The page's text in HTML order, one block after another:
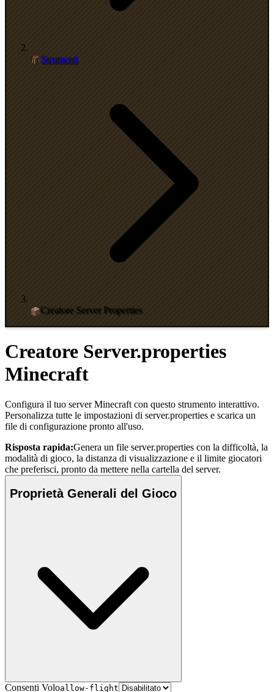
Strumenti
Creatore Server Properties
Creatore Server.properties
Minecraft
Configura il tuo server Minecraft con questo strumento interattivo.
Personalizza tutte le impostazioni di server.properties e scarica un
file di configurazione pronto all'uso.
Risposta rapida:Genera un file server.properties con la difficoltà, la
modalità di gioco, la distanza di visualizzazione e il limite giocatori
che preferisci, pronto da mettere nella cartella del server.
Proprietà Generali del Gioco
Consenti Voloallow-flight